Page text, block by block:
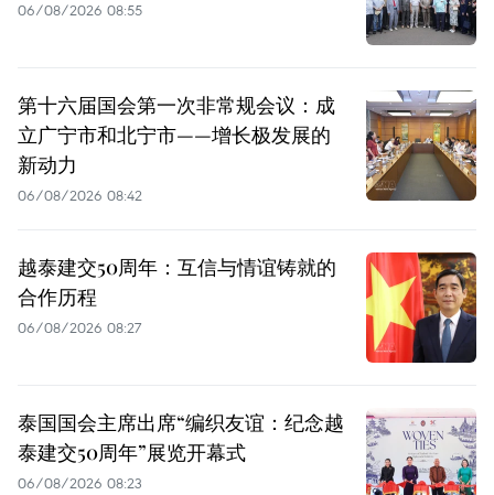
06/08/2026 08:55
第十六届国会第一次非常规会议：成
立广宁市和北宁市——增长极发展的
新动力
06/08/2026 08:42
越泰建交50周年：互信与情谊铸就的
合作历程
06/08/2026 08:27
泰国国会主席出席“编织友谊：纪念越
泰建交50周年”展览开幕式
06/08/2026 08:23